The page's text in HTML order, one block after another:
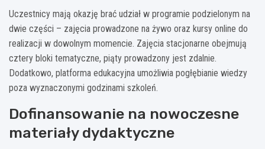
Uczestnicy mają okazję brać udział w programie podzielonym na
dwie części – zajęcia prowadzone na żywo oraz kursy online do
realizacji w dowolnym momencie. Zajęcia stacjonarne obejmują
cztery bloki tematyczne, piąty prowadzony jest zdalnie.
Dodatkowo, platforma edukacyjna umożliwia pogłębianie wiedzy
poza wyznaczonymi godzinami szkoleń.
Dofinansowanie na nowoczesne
materiały dydaktyczne